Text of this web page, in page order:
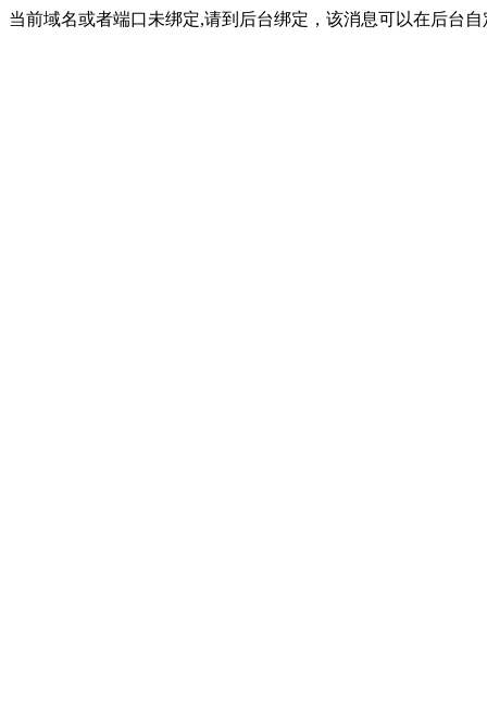
当前域名或者端口未绑定,请到后台绑定，该消息可以在后台自